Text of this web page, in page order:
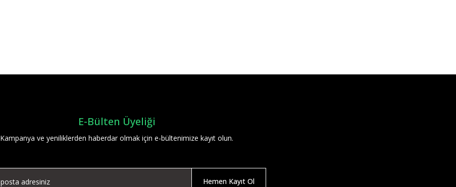
Yorum Yaz
E-Bülten Üyeliği
Kampanya ve yeniliklerden haberdar olmak için e-bültenimize kayıt olun.
Hemen Kayıt Ol